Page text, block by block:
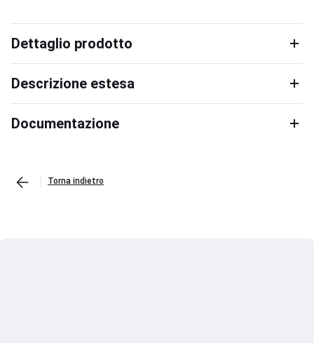
Dettaglio prodotto
Descrizione estesa
Documentazione
Torna indietro